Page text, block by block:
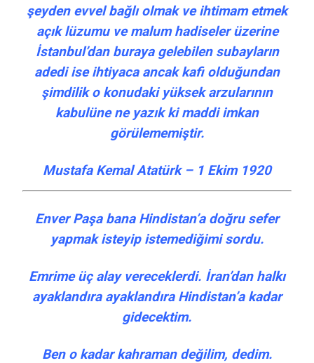
şeyden evvel bağlı olmak ve ihtimam etmek
açık lüzumu ve malum hadiseler üzerine
İstanbul’dan buraya gelebilen subayların
adedi ise ihtiyaca ancak kafi olduğundan
şimdilik o konudaki yüksek arzularının
kabulüne ne yazık ki maddi imkan
görülememiştir.
Mustafa Kemal Atatürk – 1 Ekim 1920
Enver Paşa bana Hindistan’a doğru sefer
yapmak isteyip istemediğimi sordu.
Emrime üç alay vereceklerdi. İran’dan halkı
ayaklandıra ayaklandıra Hindistan’a kadar
gidecektim.
Ben o kadar kahraman değilim, dedim.